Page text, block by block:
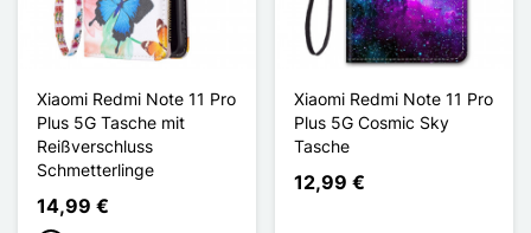
Xiaomi Redmi Note 11 Pro
Plus 5G Tasche mit
Reißverschluss
Schmetterlinge
14,99 €
Xiaomi Redmi Note 11 Pro
Plus 5G Cosmic Sky
Tasche
12,99 €